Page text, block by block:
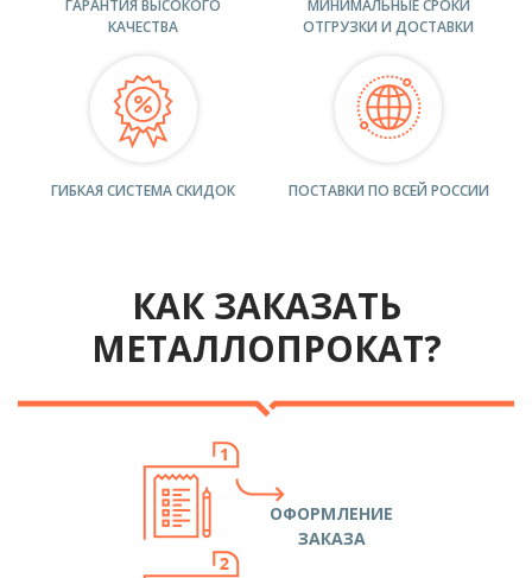
ГАРАНТИЯ ВЫСОКОГО
КАЧЕСТВА
МИНИМАЛЬНЫЕ СРОКИ
ОТГРУЗКИ И ДОСТАВКИ
ГИБКАЯ СИСТЕМА СКИДОК ПОСТАВКИ ПО ВСЕЙ РОССИИ
КАК ЗАКАЗАТЬ
МЕТАЛЛОПРОКАТ?
ОФОРМЛЕНИЕ
ЗАКАЗА